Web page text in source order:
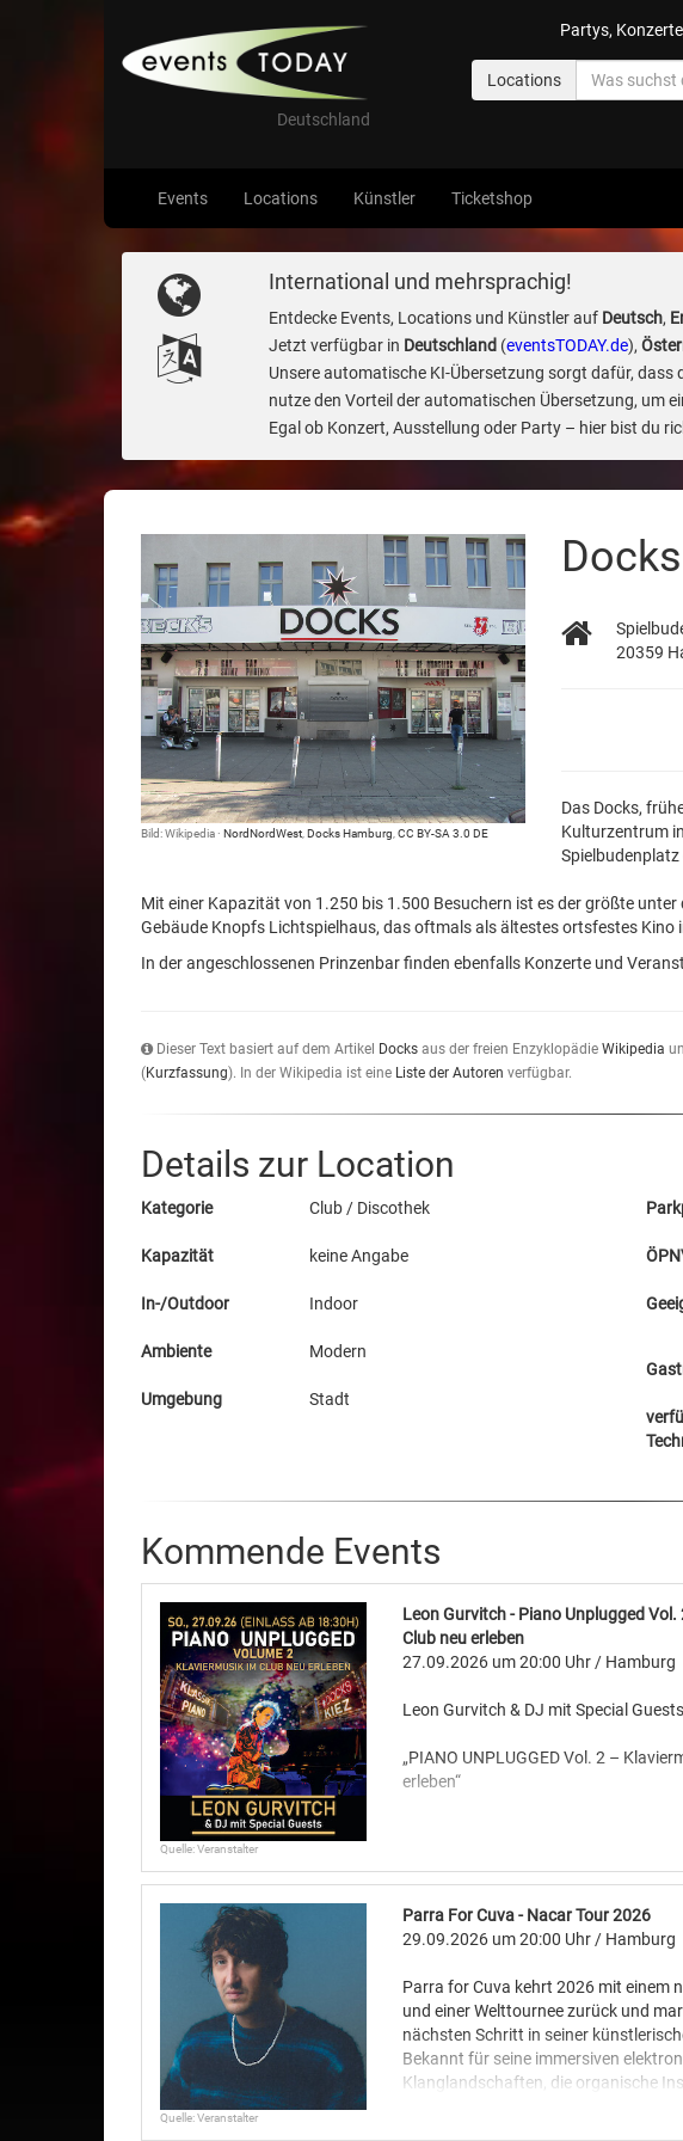
Deutschland
Partys,
Locations
Events Locations Künstler Ticketshop
International und mehrsprachig!
Entdecke Events, Locations und Künstler auf Deutsch,
Jetzt verfügbar in Deutschland (eventsTODAY.de),
Unsere automatische KI-Übersetzung sorgt dafür, dass
nutze den Vorteil der automatischen Übersetzung, um
Egal ob Konzert, Ausstellung oder Party – hier bist du
Bild: Wikipedia · NordNordWest Docks Hamburg CC BY-SA 3.0 DE
20359
Das Docks,
Kulturzentrum
Spielbudenplatz
Mit einer Kapazität von 1.250 bis 1.500 Besuchern ist es der größte
Gebäude Knopfs Lichtspielhaus, das oftmals als ältestes ortsfestes Kino
In der angeschlossenen Prinzenbar finden ebenfalls Konzerte und
Dieser Text basiert auf dem Artikel Docks aus der freien Enzyklopädie Wikipedia
(Kurzfassung). In der Wikipedia ist eine Liste der Autoren verfügbar.
Details zur Location
Kategorie Club / Discothek
Kapazität keine Angabe
In-/Outdoor Indoor
Ambiente Modern
Umgebung Stadt
Kommende Events
Quelle: Veranstalter
Leon Gurvitch - Piano Unplugged Vol.
Club neu erleben
27.09.2026 um 20:00 Uhr / Hamburg
Leon Gurvitch & DJ mit Special Guests
„PIANO UNPLUGGED Vol. 2 –
erleben“
Wo: Docks, Spielbudenplatz 19,
- Es sind nur Stehplätze verfügbar -
Wenn ein Konzert den Konzertsaal
mitten im Club stattfindet, entsteht
Genau das hat das Publikum bereits
im Docks erlebt: Der erste Abend
Quelle: Veranstalter
Parra For Cuva - Nacar Tour 2026
29.09.2026 um 20:00 Uhr / Hamburg
Parra for Cuva kehrt 2026 mit einem
und einer Welttournee zurück und
nächsten Schritt in seiner
Bekannt für seine immersiven
Klanglandschaften, die organische